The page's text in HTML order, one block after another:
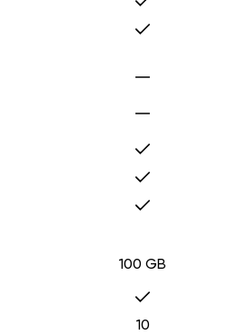
100 GB
10